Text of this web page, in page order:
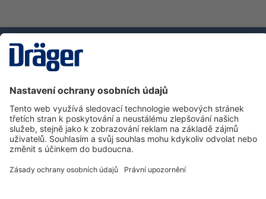
Zákaznická infolinka
O společnosti Dräger
Informace